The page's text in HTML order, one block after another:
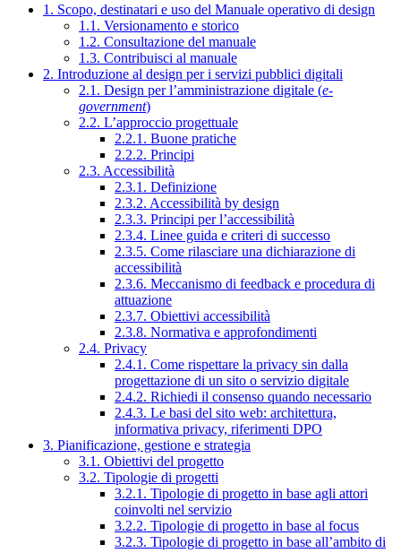
1. Scopo, destinatari e uso del Manuale operativo di design
1.1. Versionamento e storico
1.2. Consultazione del manuale
1.3. Contribuisci al manuale
2. Introduzione al design per i servizi pubblici digitali
2.1. Design per l’amministrazione digitale (e-
government)
2.2. L’approccio progettuale
2.2.1. Buone pratiche
2.2.2. Principi
2.3. Accessibilità
2.3.1. Definizione
2.3.2. Accessibilità by design
2.3.3. Principi per l’accessibilità
2.3.4. Linee guida e criteri di successo
2.3.5. Come rilasciare una dichiarazione di
accessibilità
2.3.6. Meccanismo di feedback e procedura di
attuazione
2.3.7. Obiettivi accessibilità
2.3.8. Normativa e approfondimenti
2.4. Privacy
2.4.1. Come rispettare la privacy sin dalla
progettazione di un sito o servizio digitale
2.4.2. Richiedi il consenso quando necessario
2.4.3. Le basi del sito web: architettura,
informativa privacy, riferimenti DPO
3. Pianificazione, gestione e strategia
3.1. Obiettivi del progetto
3.2. Tipologie di progetti
3.2.1. Tipologie di progetto in base agli attori
coinvolti nel servizio
3.2.2. Tipologie di progetto in base al focus
3.2.3. Tipologie di progetto in base all’ambito di